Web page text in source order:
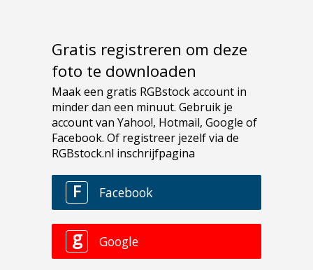
Gratis registreren om deze
foto te downloaden